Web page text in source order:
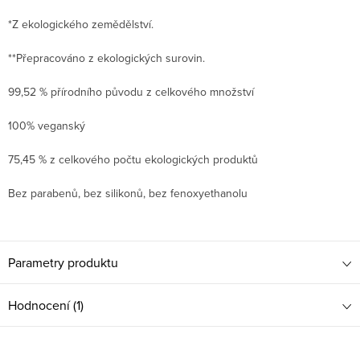
*Z ekologického zemědělství.
**Přepracováno z ekologických surovin.
99,52 % přírodního původu z celkového množství
100% veganský
75,45 % z celkového počtu ekologických produktů
Bez parabenů, bez silikonů, bez fenoxyethanolu
Parametry produktu
Hodnocení (1)